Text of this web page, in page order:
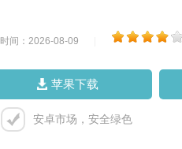
时间：2026-08-09
苹果下载
安卓市场，安全绿色